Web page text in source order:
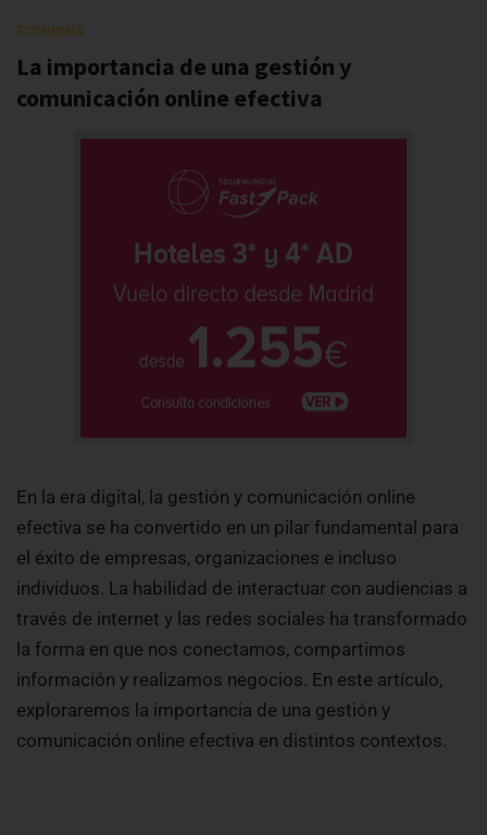
ECONOMÍA
La importancia de una gestión y
comunicación online efectiva
En la era digital, la gestión y comunicación online
efectiva se ha convertido en un pilar fundamental para
el éxito de empresas, organizaciones e incluso
individuos. La habilidad de interactuar con audiencias a
través de internet y las redes sociales ha transformado
la forma en que nos conectamos, compartimos
información y realizamos negocios. En este artículo,
exploraremos la importancia de una gestión y
comunicación online efectiva en distintos contextos.